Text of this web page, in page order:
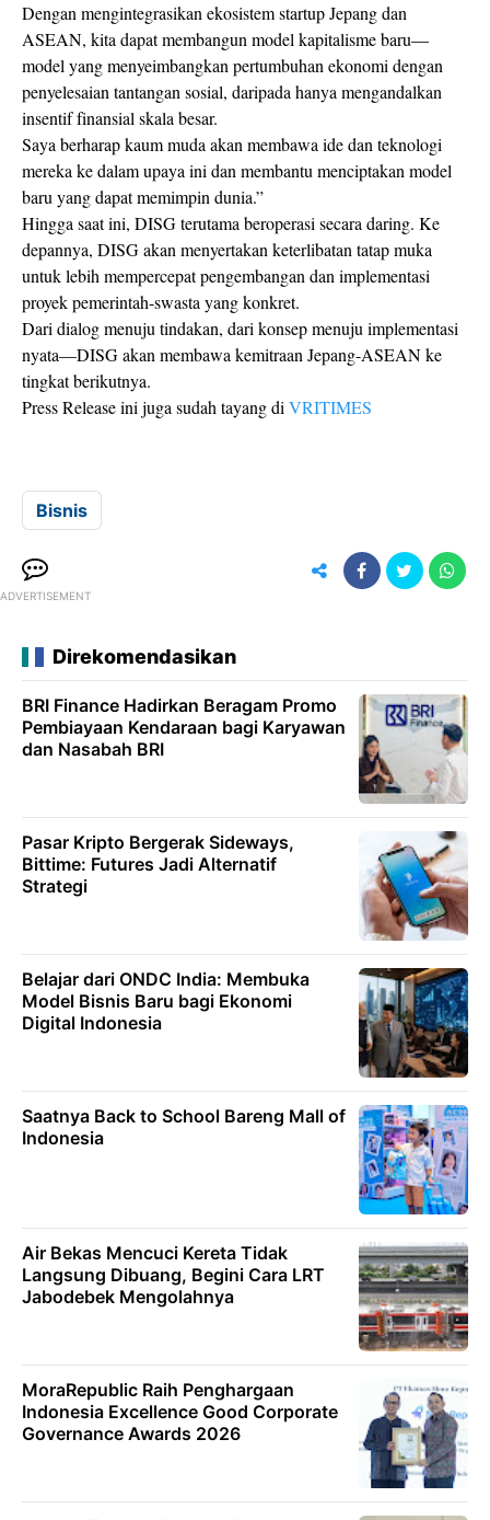
Dengan mengintegrasikan ekosistem startup Jepang dan
ASEAN, kita dapat membangun model kapitalisme baru—
model yang menyeimbangkan pertumbuhan ekonomi dengan
penyelesaian tantangan sosial, daripada hanya mengandalkan
insentif finansial skala besar.
Saya berharap kaum muda akan membawa ide dan teknologi
mereka ke dalam upaya ini dan membantu menciptakan model
baru yang dapat memimpin dunia.”
Hingga saat ini, DISG terutama beroperasi secara daring. Ke
depannya, DISG akan menyertakan keterlibatan tatap muka
untuk lebih mempercepat pengembangan dan implementasi
proyek pemerintah-swasta yang konkret.
Dari dialog menuju tindakan, dari konsep menuju implementasi
nyata—DISG akan membawa kemitraan Jepang-ASEAN ke
tingkat berikutnya.
Press Release ini juga sudah tayang di VRITIMES
Bisnis
ADVERTISEMENT
Direkomendasikan
BRI Finance Hadirkan Beragam Promo
Pembiayaan Kendaraan bagi Karyawan
dan Nasabah BRI
Pasar Kripto Bergerak Sideways,
Bittime: Futures Jadi Alternatif
Strategi
Belajar dari ONDC India: Membuka
Model Bisnis Baru bagi Ekonomi
Digital Indonesia
Saatnya Back to School Bareng Mall of
Indonesia
Air Bekas Mencuci Kereta Tidak
Langsung Dibuang, Begini Cara LRT
Jabodebek Mengolahnya
MoraRepublic Raih Penghargaan
Indonesia Excellence Good Corporate
Governance Awards 2026